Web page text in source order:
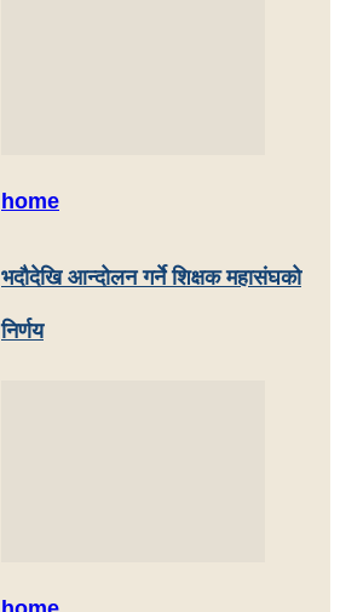
home
भदौदेखि आन्दोलन गर्ने शिक्षक महासंघको
निर्णय